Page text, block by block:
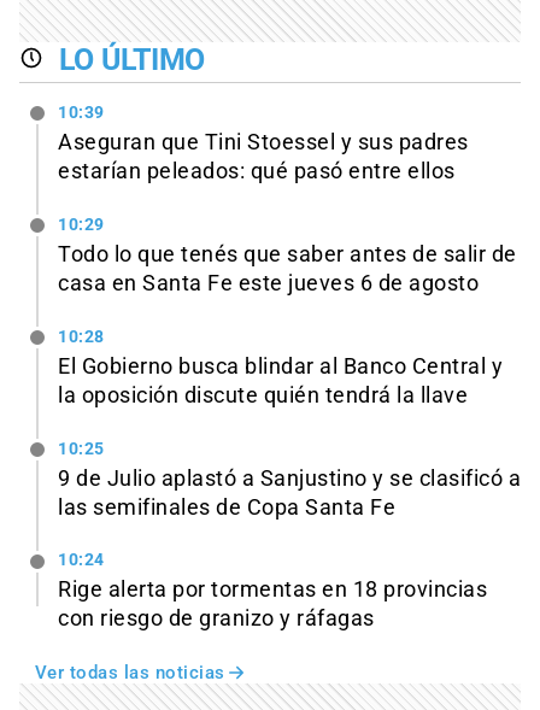
LO ÚLTIMO
10:39
Aseguran que Tini Stoessel y sus padres
estarían peleados: qué pasó entre ellos
10:29
Todo lo que tenés que saber antes de salir de
casa en Santa Fe este jueves 6 de agosto
10:28
El Gobierno busca blindar al Banco Central y
la oposición discute quién tendrá la llave
10:25
9 de Julio aplastó a Sanjustino y se clasificó a
las semifinales de Copa Santa Fe
10:24
Rige alerta por tormentas en 18 provincias
con riesgo de granizo y ráfagas
Ver todas las noticias